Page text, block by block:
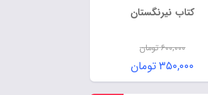
کتاب نیرنگستان
۶۰۰,۰۰۰تومان
۳۵۰,۰۰۰تومان